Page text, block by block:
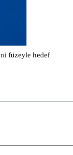
füzeyle hedef